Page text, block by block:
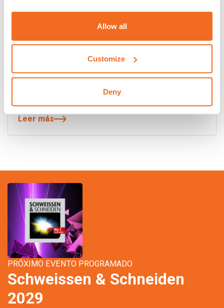
Allow all
Customize
Deny
DIGITECH VP4 COMPACT: EL LÍMITE DE
LA SOLDADURA
Leer más
PRÓXIMO EVENTO PROGRAMADO
Schweissen & Schneiden
2029